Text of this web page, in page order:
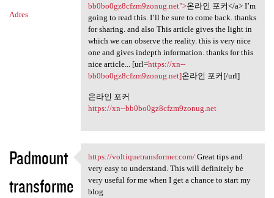
Adres
bb0bo0gz8cfzm9zonug.net">온라인 포커</a> I’m
going to read this. I’ll be sure to come back. thanks
for sharing. and also This article gives the light in
which we can observe the reality. this is very nice
one and gives indepth information. thanks for this
nice article... [url=https://xn--
bb0bo0gz8cfzm9zonug.net]온라인 포커[/url]
온라인 포커
https://xn--bb0bo0gz8cfzm9zonug.net
Padmount
transforme
https://voltiquetransformer
https://voltiquetransformer.com/Great tips and
very easy to understand. This will definitely be
very useful for me when I get a chance to start my
blog